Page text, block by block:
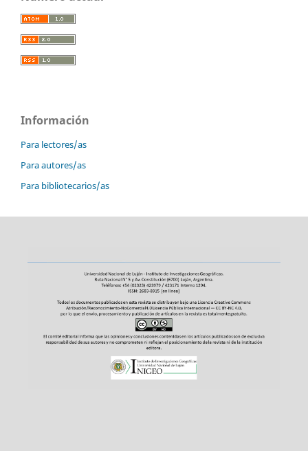
Información
Para lectores/as
Para autores/as
Para bibliotecarios/as